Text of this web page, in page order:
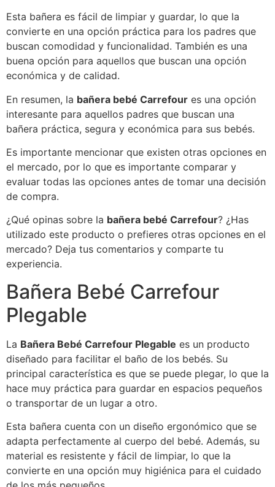
Esta bañera es fácil de limpiar y guardar, lo que la
convierte en una opción práctica para los padres que
buscan comodidad y funcionalidad. También es una
buena opción para aquellos que buscan una opción
económica y de calidad.
En resumen, la bañera bebé Carrefour es una opción
interesante para aquellos padres que buscan una
bañera práctica, segura y económica para sus bebés.
Es importante mencionar que existen otras opciones en
el mercado, por lo que es importante comparar y
evaluar todas las opciones antes de tomar una decisión
de compra.
¿Qué opinas sobre la bañera bebé Carrefour? ¿Has
utilizado este producto o prefieres otras opciones en el
mercado? Deja tus comentarios y comparte tu
experiencia.
Bañera Bebé Carrefour
Plegable
La Bañera Bebé Carrefour Plegable es un producto
diseñado para facilitar el baño de los bebés. Su
principal característica es que se puede plegar, lo que la
hace muy práctica para guardar en espacios pequeños
o transportar de un lugar a otro.
Esta bañera cuenta con un diseño ergonómico que se
adapta perfectamente al cuerpo del bebé. Además, su
material es resistente y fácil de limpiar, lo que la
convierte en una opción muy higiénica para el cuidado